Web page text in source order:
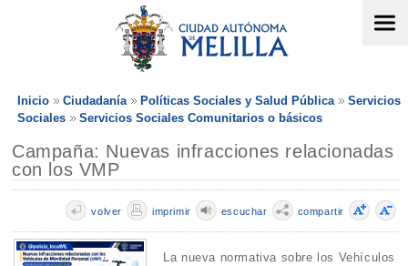
Inicio Ciudadanía Políticas Sociales y Salud Pública
Servicios
Sociales
Servicios Sociales Comunitarios o básicos
Campaña: Nuevas infracciones relacionadas
con los VMP
compartir
escuchar
imprimir
volver
La nueva normativa sobre los Vehículos